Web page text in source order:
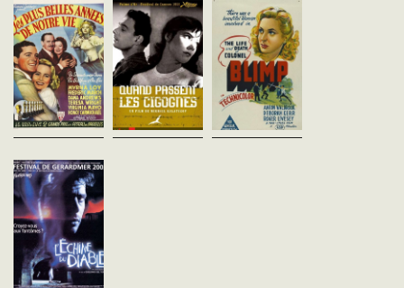
William Wyler
Etats-Unis - 1946
vost - 170'
En 1945, trois soldats
démobilisés qui ont lié
connaissance dans l'avion
les ramenant vers leur ville
natale, reprennent contact
avec la réalité...
URSS - 1957
vost - 100'
Moscou, 1941. Veronika et
Boris sont éperdument
amoureux. Mais lorsque
l’Allemagne envahit la Russie,
Boris s’engage et part sur le
front…Palme d'Or...
En 1902, Clive Candy, un
jeune officier
rend à Berlin pour
lancées contre l’armée
anglaise et se...
L'Echine du diable
Guillermo Del Toro
vost - 106'
En Espagne, durant la guerre
civile, Carlos, un garçon de
douze ans dont le père est
Lucia, un établissement
catholique pour...